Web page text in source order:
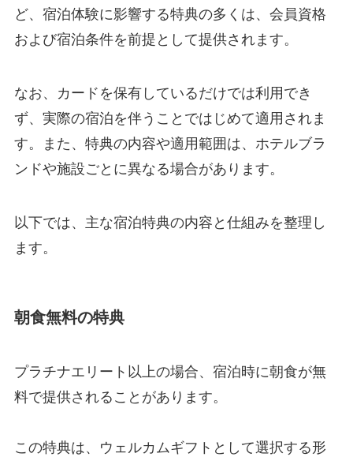
ど、宿泊体験に影響する特典の多くは、会員資格
および宿泊条件を前提として提供されます。
なお、カードを保有しているだけでは利用でき
ず、実際の宿泊を伴うことではじめて適用されま
す。また、特典の内容や適用範囲は、ホテルブラ
ンドや施設ごとに異なる場合があります。
以下では、主な宿泊特典の内容と仕組みを整理し
ます。
朝食無料の特典
プラチナエリート以上の場合、宿泊時に朝食が無
料で提供されることがあります。
この特典は、ウェルカムギフトとして選択する形